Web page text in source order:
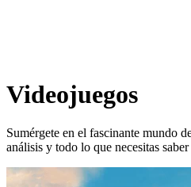
Videojuegos
Sumérgete en el fascinante mundo
análisis y todo lo que necesitas